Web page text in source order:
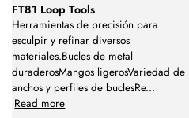
FT81 Loop Tools
Herramientas de precisión para
esculpir y refinar diversos
materiales.Bucles de metal
duraderosMangos ligerosVariedad de
anchos y perfiles de buclesRe...
Read more